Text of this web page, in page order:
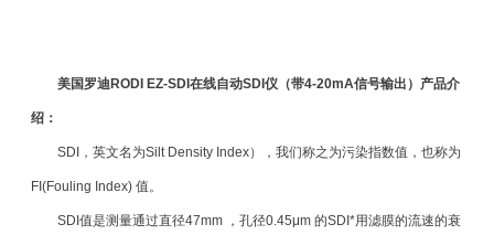
美国罗迪RODI EZ-SDI在线自动SDI仪（带4-20mA信号输出）产品介
绍：
SDI，英文名为Silt Density Index），我们称之为污染指数值，也称为
FI(Fouling Index) 值。
SDI值是测量通过直径47mm ，孔径0.45μm 的SDI*用滤膜的流速的衰